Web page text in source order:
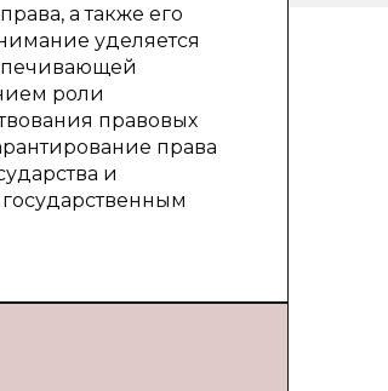
а также его
уделяется
роли
правовых
права
и